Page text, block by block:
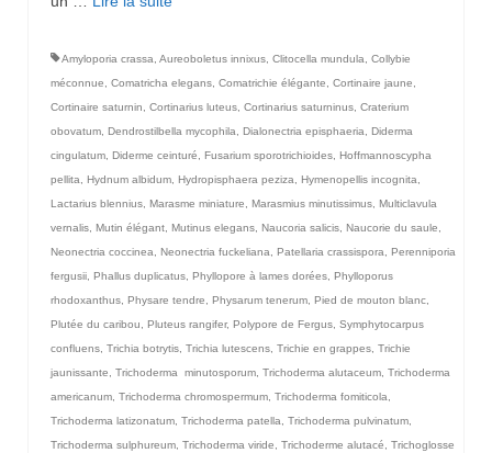
Amyloporia crassa, Aureoboletus innixus, Clitocella mundula, Collybie
méconnue, Comatricha elegans, Comatrichie élégante, Cortinaire jaune,
Cortinaire saturnin, Cortinarius luteus, Cortinarius saturninus, Craterium
obovatum, Dendrostilbella mycophila, Dialonectria episphaeria, Diderma
cingulatum, Diderme ceinturé, Fusarium sporotrichioides, Hoffmannoscypha
pellita, Hydnum albidum, Hydropisphaera peziza, Hymenopellis incognita,
Lactarius blennius, Marasme miniature, Marasmius minutissimus, Multiclavula
vernalis, Mutin élégant, Mutinus elegans, Naucoria salicis, Naucorie du saule,
Neonectria coccinea, Neonectria fuckeliana, Patellaria crassispora, Perenniporia
fergusii, Phallus duplicatus, Phyllopore à lames dorées, Phylloporus
rhodoxanthus, Physare tendre, Physarum tenerum, Pied de mouton blanc,
Plutée du caribou, Pluteus rangifer, Polypore de Fergus, Symphytocarpus
confluens, Trichia botrytis, Trichia lutescens, Trichie en grappes, Trichie
jaunissante, Trichoderma minutosporum, Trichoderma alutaceum, Trichoderma
americanum, Trichoderma chromospermum, Trichoderma fomiticola,
Trichoderma latizonatum, Trichoderma patella, Trichoderma pulvinatum,
Trichoderma sulphureum, Trichoderma viride, Trichoderme alutacé, Trichoglosse